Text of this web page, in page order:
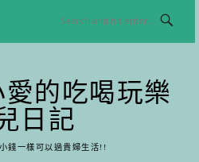
的吃喝玩樂
日記
錢一樣可以過貴婦生活!!